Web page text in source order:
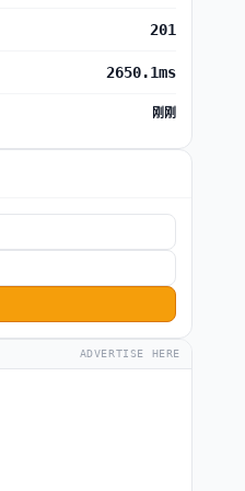
201
2650.1ms
刚刚
ADVERTISE HERE